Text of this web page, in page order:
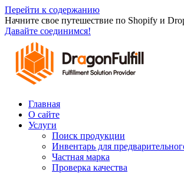
Перейти к содержанию
Начните свое путешествие по Shopify и
Давайте соединимся!
Главная
О сайте
Услуги
Поиск продукции
Инвентарь для
Частная марка
Проверка качества